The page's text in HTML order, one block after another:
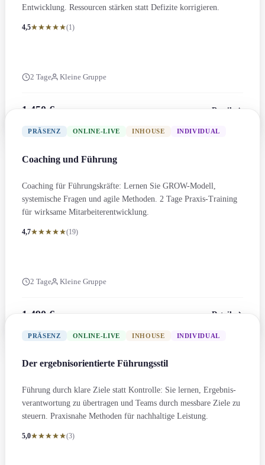
Entwicklung. Ressourcen stärken statt Defizite korrigieren.
4,5 (1)
2 Tage Kleine Gruppe
1.450 € Details
PRÄSENZ ONLINE-LIVE INHOUSE INDIVIDUAL
Coaching und Führung
Coaching für Führungs­kräfte: Lernen Sie GROW-Modell,
systemische Fragen und agile Methoden. 2 Tage Praxis-Training
für wirksame Mitarbeiter­entwicklung.
4,7 (19)
2 Tage Kleine Gruppe
1.490 € Details
PRÄSENZ ONLINE-LIVE INHOUSE INDIVIDUAL
Der ergebnis­orientierte Führungs­stil
Führung durch klare Ziele statt Kontrolle: Sie lernen, Ergebnis­
verantwortung zu übertragen und Teams durch messbare Ziele zu
steuern. Praxisnahe Methoden für nachhaltige Leistung.
5,0 (3)